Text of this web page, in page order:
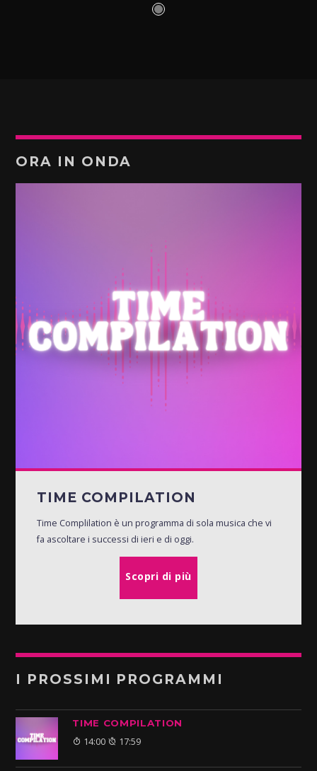
ORA IN ONDA
TIME COMPILATION
Time Complilation è un programma di sola musica che vi
fa ascoltare i successi di ieri e di oggi.
Scopri di più
I PROSSIMI PROGRAMMI
TIME COMPILATION
14:00 17:59